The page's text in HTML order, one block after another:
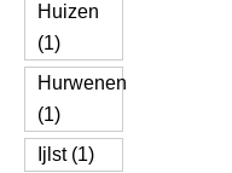
Huizen
(1)
Hurwenen
(1)
Ijlst (1)